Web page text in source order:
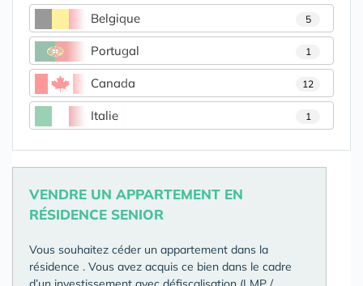
Belgique 5
Portugal 1
Canada 12
Italie 1
VENDRE UN APPARTEMENT EN
RÉSIDENCE SENIOR
Vous souhaitez céder un appartement dans la
résidence . Vous avez acquis ce bien dans le cadre